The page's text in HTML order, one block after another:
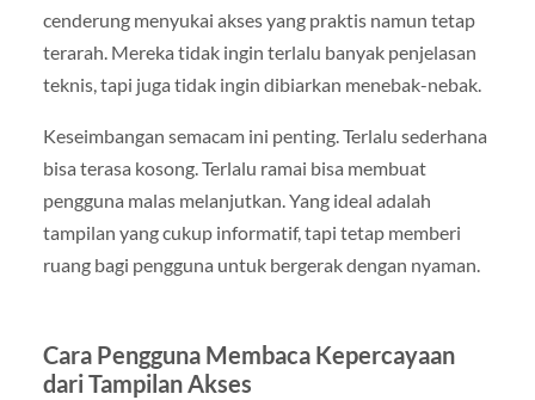
cenderung menyukai akses yang praktis namun tetap
terarah. Mereka tidak ingin terlalu banyak penjelasan
teknis, tapi juga tidak ingin dibiarkan menebak-nebak.
Keseimbangan semacam ini penting. Terlalu sederhana
bisa terasa kosong. Terlalu ramai bisa membuat
pengguna malas melanjutkan. Yang ideal adalah
tampilan yang cukup informatif, tapi tetap memberi
ruang bagi pengguna untuk bergerak dengan nyaman.
Cara Pengguna Membaca Kepercayaan
dari Tampilan Akses